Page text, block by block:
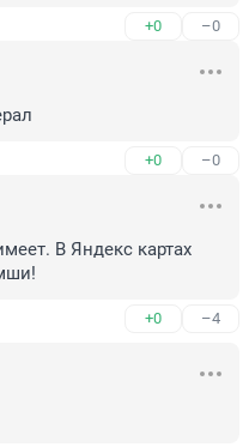
+0 –0
+0 –0
В Яндекс картах
+0 –4